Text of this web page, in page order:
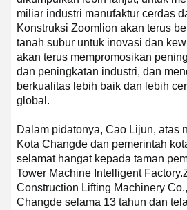
miliar industri manufaktur cerdas
Konstruksi Zoomlion akan terus
tanah subur untuk inovasi dan
akan terus mempromosikan
dan peningkatan industri, dan
berkualitas lebih baik dan lebih
global.
Dalam pidatonya, Cao Lijun, atas
Kota Changde dan pemerintah
selamat hangat kepada taman
Tower Machine Intelligent Factory.
Construction Lifting Machinery
Changde selama 13 tahun dan